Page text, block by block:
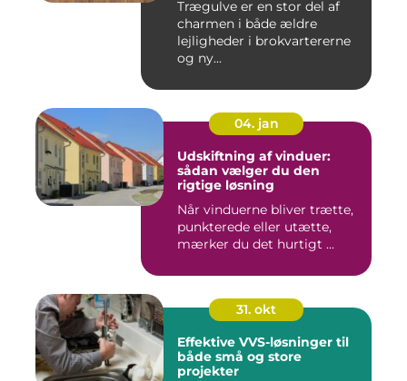
Trægulve er en stor del af
charmen i både ældre
lejligheder i brokvartererne
og ny...
04. jan
Udskiftning af vinduer:
sådan vælger du den
rigtige løsning
Når vinduerne bliver trætte,
punkterede eller utætte,
mærker du det hurtigt ...
31. okt
Effektive VVS-løsninger til
både små og store
projekter